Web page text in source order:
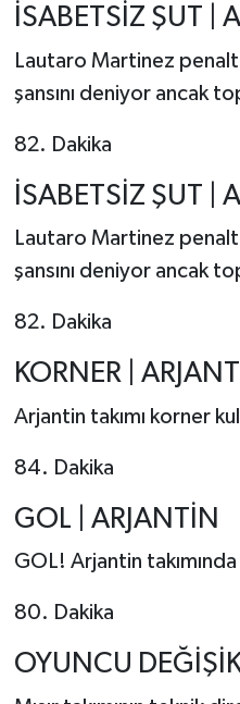
İSABETSİZ ŞUT |
Lautaro Martinez
şansını deniyor ancak
82. Dakika
İSABETSİZ ŞUT |
Lautaro Martinez
şansını deniyor ancak
82. Dakika
KORNER |
Arjantin takımı korner
84. Dakika
GOL | ARJANTİN
GOL! Arjantin
80. Dakika
OYUNCU